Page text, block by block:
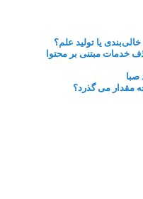
یا تولید علم؟
خدمات مبتنی بر محتوا
مقدار می گذرد؟